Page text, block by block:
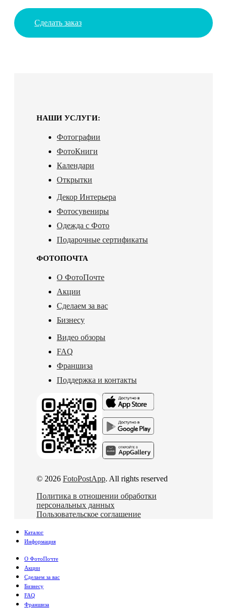
Сделать заказ
НАШИ УСЛУГИ:
Фотографии
ФотоКниги
Календари
Открытки
Декор Интерьера
Фотосувениры
Одежда с Фото
Подарочные сертификаты
ФОТОПОЧТА
О ФотоПочте
Акции
Сделаем за вас
Бизнесу
Видео обзоры
FAQ
Франшиза
Поддержка и контакты
© 2026 FotoPostApp. All rights reserved
Политика в отношении обработки
персональных данных
Пользовательское соглашение
Каталог
Информация
О ФотоПочте
Акции
Сделаем за вас
Бизнесу
FAQ
Франшиза